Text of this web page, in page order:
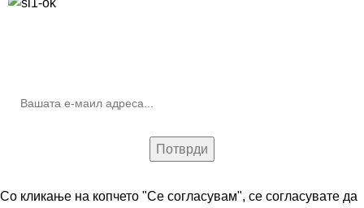
Со кликање на копчето "Се согласувам", се согласувате да